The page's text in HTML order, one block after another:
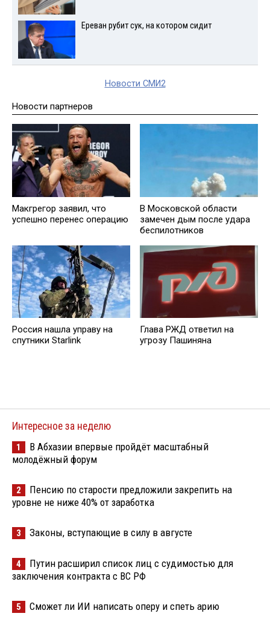
Ереван рубит сук, на котором сидит
Новости СМИ2
Новости партнеров
Макгрегор заявил, что
успешно перенес операцию
В Московской области
замечен дым после удара
беспилотников
Россия нашла управу на
спутники Starlink
Глава РЖД ответил на
угрозу Пашиняна
Интересное за неделю
1
В Абхазии впервые пройдёт масштабный
молодёжный форум
2
Пенсию по старости предложили закрепить на
уровне не ниже 40% от заработка
3 Законы, вступающие в силу в августе
4
Путин расширил список лиц с судимостью для
заключения контракта с ВС РФ
5 Сможет ли ИИ написать оперу и спеть арию